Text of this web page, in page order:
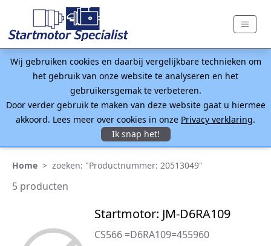
Wij gebruiken cookies en daarbij vergelijkbare technieken om
het gebruik van onze website te analyseren en het
gebruikersgemak te verbeteren.
Door verder gebruik te maken van deze website gaat u hiermee
akkoord. Lees meer over cookies in onze Privacy verklaring.
Ik snap het!
Home > zoeken: "Productnummer: 20513049"
5 producten
Startmotor: JM-D6RA109
CS566 =D6RA109=455960